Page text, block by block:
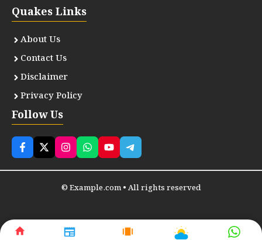
Quakes Links
About Us
Contact Us
Disclaimer
Privacy Policy
Follow Us
© Example.com • All rights reserved